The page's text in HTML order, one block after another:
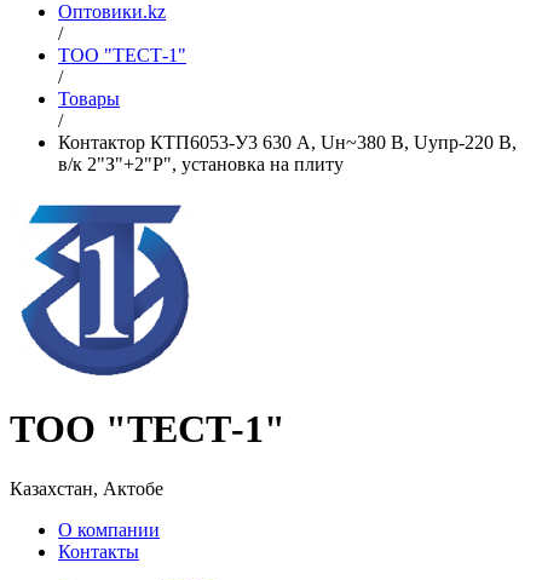
Оптовики.kz
/
ТОО "ТЕСТ-1"
/
Товары
/
Контактор КТП6053-У3 630 А, Uн~380 В, Uупр-220 В,
в/к 2"З"+2"Р", установка на плиту
ТОО "ТЕСТ-1"
Казахстан, Актобе
О компании
Контакты